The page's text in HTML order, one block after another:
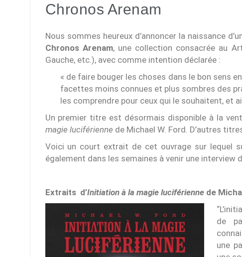
Chronos Arenam
Nous sommes heureux d’annoncer la naissance
Chronos Arenam, une collection consacrée au
Gauche, etc.), avec comme intention déclarée :
« de faire bouger les choses dans le bon sens
facettes moins connues et plus sombres des
les comprendre pour ceux qui le souhaitent, et
Un premier titre est désormais disponible à la
magie luciférienne de Michael W. Ford. D’autres
Voici un court extrait de cet ouvrage sur lequel
également dans les semaines à venir une interview
Extraits d’Initiation à la magie lucifériennede
de
une